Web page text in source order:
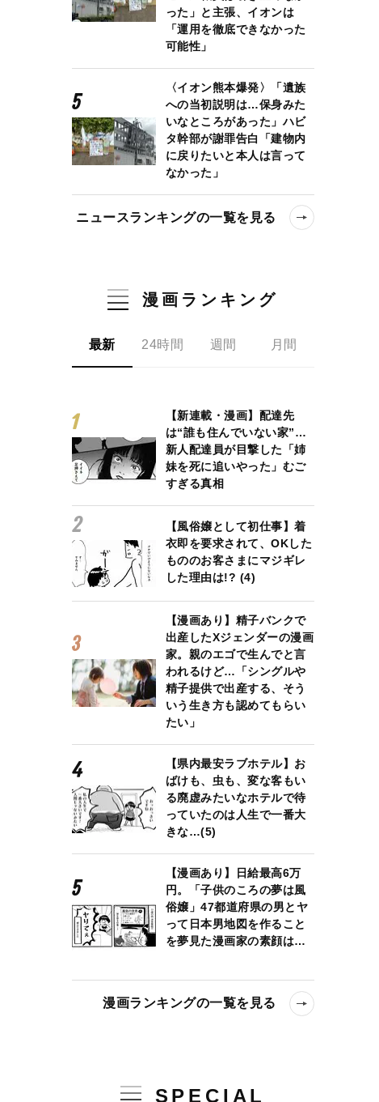
った」と主張、イオンは
「運用を徹底できなかった
可能性」
〈イオン熊本爆発〉「遺族
への当初説明は…保身みた
いなところがあった」ハビ
タ幹部が謝罪告白「建物内
に戻りたいと本人は言って
なかった」
ニュースランキングの一覧を見る
漫画ランキング
最新 24時間 週間 月間
【新連載・漫画】配達先
は“誰も住んでいない家”…
新人配達員が目撃した「姉
妹を死に追いやった」むご
すぎる真相
【風俗嬢として初仕事】着
衣即を要求されて、OKした
もののお客さまにマジギレ
した理由は!? (4)
【漫画あり】精子バンクで
出産したXジェンダーの漫画
家。親のエゴで生んでと言
われるけど…「シングルや
精子提供で出産する、そう
いう生き方も認めてもらい
たい」
【県内最安ラブホテル】お
ばけも、虫も、変な客もい
る廃虚みたいなホテルで待
っていたのは人生で一番大
きな…(5)
【漫画あり】日給最高6万
円。「子供のころの夢は風
俗嬢」47都道府県の男とヤ
って日本男地図を作ること
を夢見た漫画家の素顔は…
漫画ランキングの一覧を見る
SPECIAL